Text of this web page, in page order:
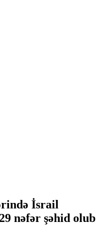
İsrail
nəfər şəhid olub